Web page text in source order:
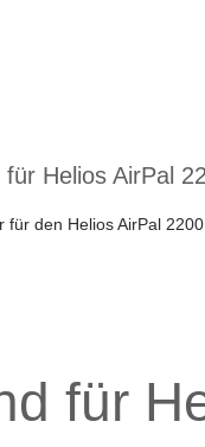
Helios AirPal
für den Helios AirPal
für